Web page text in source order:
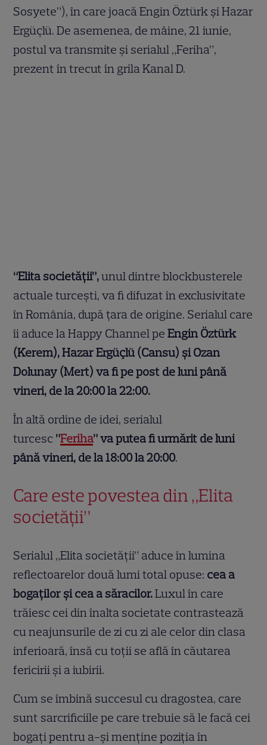
Sosyete”), în care joacă Engin Öztürk și Hazar
Ergüçlü. De asemenea, de mâine, 21 iunie,
postul va transmite și serialul „Feriha”,
prezent în trecut în grila Kanal D.
“Elita societății”,unul dintre blockbusterele
actuale turcești, va fi difuzat în exclusivitate
în România, după țara de origine. Serialul care
îi aduce la Happy Channel peEngin Öztürk
(Kerem), Hazar Ergüçlü (Cansu) și Ozan
Dolunay (Mert) va fi pe post de luni până
vineri, de la 20:00 la 22:00.
În altă ordine de idei, serialul
turcesc ”Feriha” va putea fi urmărit de luni
până vineri, de la 18:00 la 20:00.
Care este povestea din „Elita
societății”
Serialul „Elita societății” aduce în lumina
reflectoarelor două lumi total opuse: cea a
bogaților și cea a săracilor.Luxul în care
trăiesc cei din înalta societate contrastează
cu neajunsurile de zi cu zi ale celor din clasa
inferioară, însă cu toții se află în căutarea
fericirii și a iubirii.
Cum se îmbină succesul cu dragostea, care
sunt sarcrificiile pe care trebuie să le facă cei
bogați pentru a-și menține poziția în